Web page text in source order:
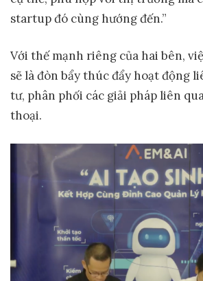
startup đó cùng hướng đến.”
Với thế mạnh riêng của hai bên,
sẽ là đòn bẩy thúc đẩy hoạt động
tư, phân phối các giải pháp liên
thoại.